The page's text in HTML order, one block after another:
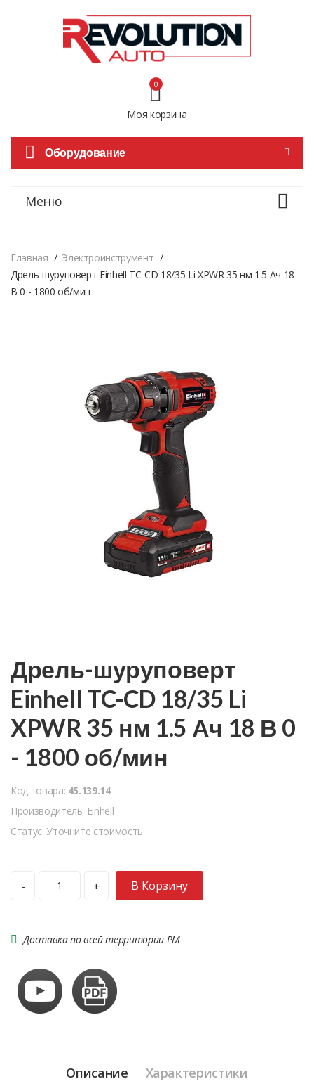
Моя корзина
0
Оборудование
Меню
Главная
Электроинструмент
Дрель-шуруповерт Einhell TC-CD 18/35 Li XPWR 35 нм 1.5 Ач 18
В 0 - 1800 об/мин
Дрель-шуруповерт
Einhell TC-CD 18/35 Li
XPWR 35 нм 1.5 Ач 18 В 0
- 1800 об/мин
Код товара: 45.139.14
Производитель: Einhell
Статус: Уточните стоимость
- + В Корзину
Доставка по всей территории РМ
Описание Характеристики